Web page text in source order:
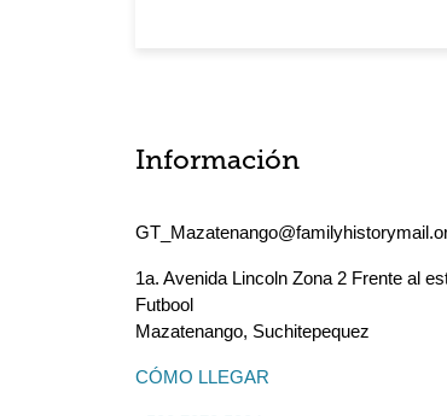
Información
1a. Avenida Lincoln Zona 2 Frente al
Futbool
Mazatenango, Suchitepequez
CÓMO LLEGAR